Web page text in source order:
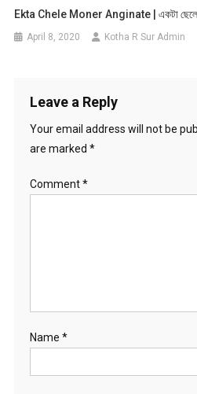
Ekta Chele Moner Anginate | একটা ছেলে
April 8, 2020 Kotha R Sur Admin
Leave a Reply
Your email address will not be
are marked *
Comment*
Name *